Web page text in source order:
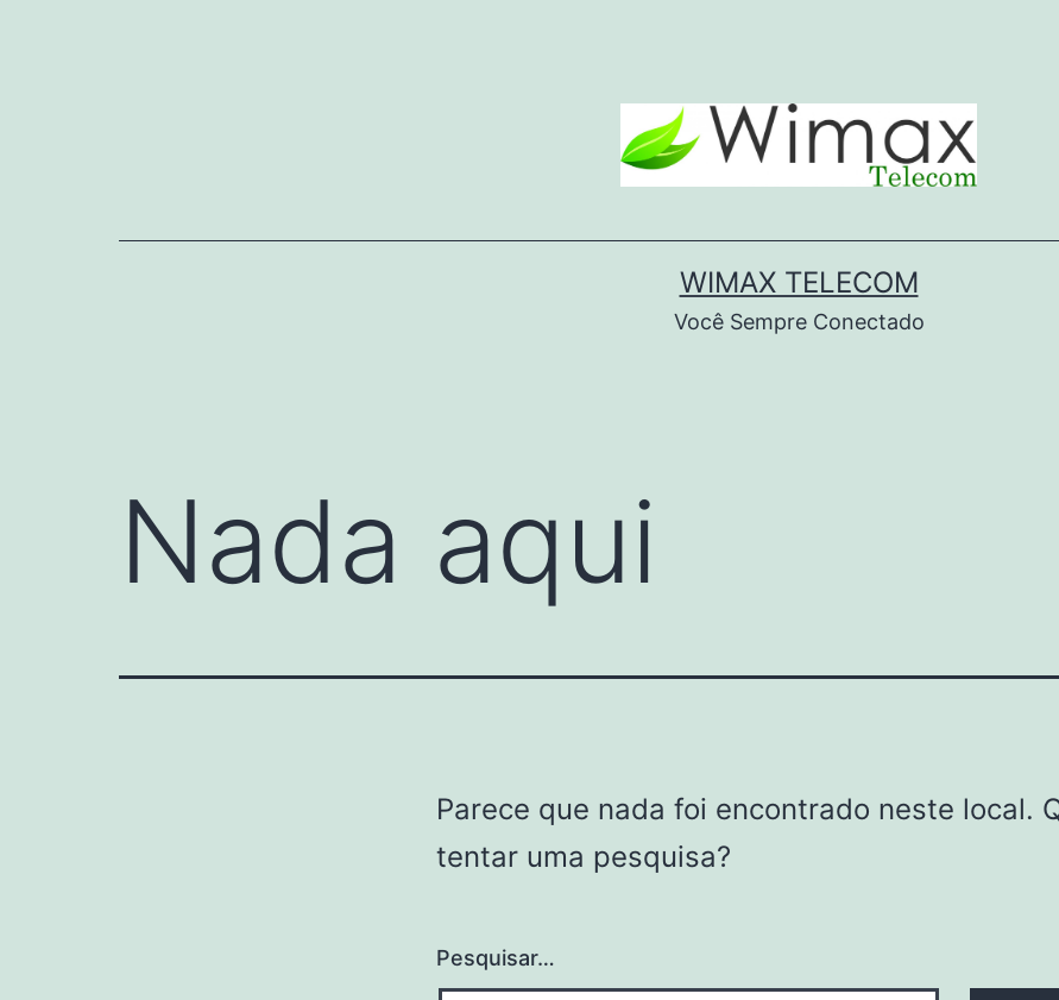
WIMAX TELECOM
Você Sempre Conectado
Nada aqui
Parece que nada foi encontrado neste local.
tentar uma pesquisa?
Pesquisar…